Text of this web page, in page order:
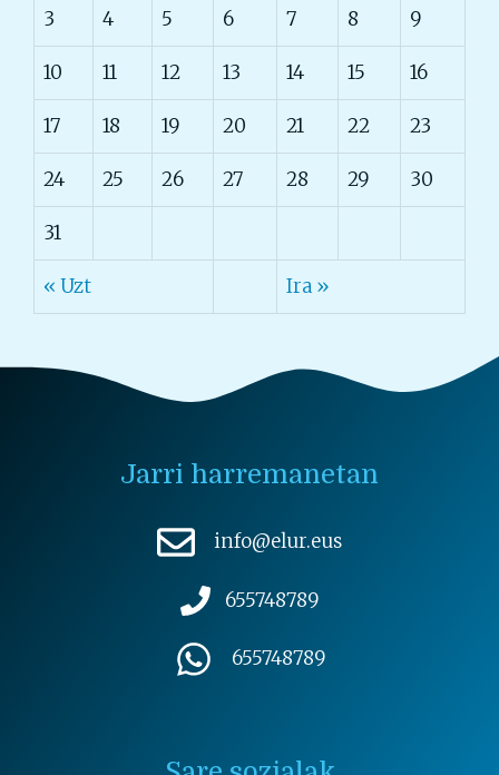
3 4 5 6 7 8 9
10 11 12 13 14 15 16
17 18 19 20 21 22 23
24 25 26 27 28 29 30
31
« Uzt Ira »
Jarri harremanetan
info@elur.eus
655748789
655748789